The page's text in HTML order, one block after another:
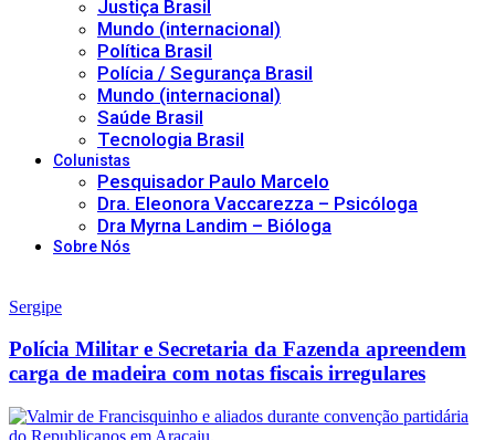
Justiça Brasil
Mundo (internacional)
Política Brasil
Polícia / Segurança Brasil
Mundo (internacional)
Saúde Brasil
Tecnologia Brasil
Colunistas
Pesquisador Paulo Marcelo
Dra. Eleonora Vaccarezza – Psicóloga
Dra Myrna Landim – Bióloga
Sobre Nós
Sergipe
Polícia Militar e Secretaria da Fazenda apreendem
carga de madeira com notas fiscais irregulares